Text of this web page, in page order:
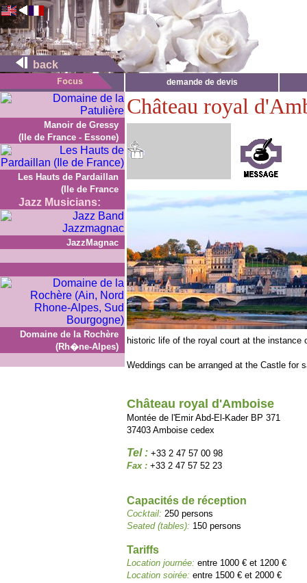
back
demande de devis
Manoir de Gressy
(Ile de France - Essone)
Les Hauts de Pardaillan
(Ile de France
Jazz Musicians:
JazzMagnac
Domaine de la Rochère
(Rh�ne-Alpes)
Château royal
historic life of the royal court at the instance
Weddings can be arranged at the Castle for
Château royal d'Amboise
Montée de l'Emir Abd-El-Kader BP 371
37403 Amboise cedex
Tel : +33 2 47 57 00 98
Fax : +33 2 47 57 52 23
Capacités de réception
Cocktail: 250 persons
Seated (tables): 150 persons
Tariffs
Location journée: entre 1000 € et 1200 €
Location soirée: entre 1500 € et 2000 €